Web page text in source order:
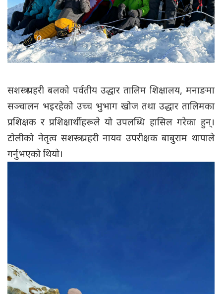
सशस्त्र प्रहरी बलको पर्वतीय उद्धार तालिम शिक्षालय, मनाङमा
सञ्चालन भइरहेको उच्च भुभाग खोज तथा उद्धार तालिमका
प्रशिक्षक र प्रशिक्षार्थीहरूले यो उपलब्धि हासिल गरेका हुन्।
टोलीको नेतृत्व सशस्त्र प्रहरी नायव उपरीक्षक बाबुराम थापाले
गर्नुभएकाे थियाे।